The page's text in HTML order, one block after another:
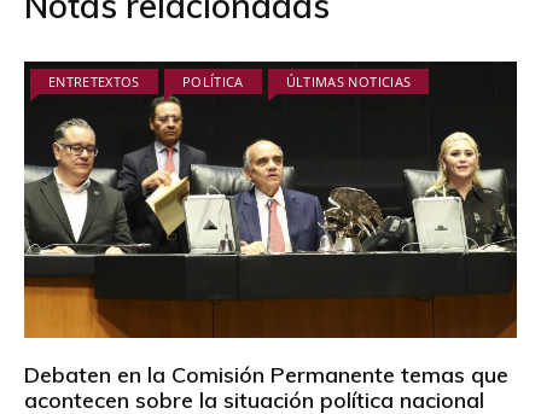
ENTRETEXTOS POLÍTICA ÚLTIMAS NOTICIAS
Debaten en la Comisión Permanente temas que
acontecen sobre la situación política nacional